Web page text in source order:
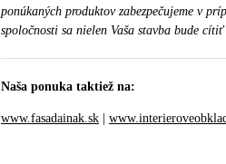
ponúkaných produktov zabezpečujeme v
spoločnosti sa nielen Vaša stavba bude
Naša ponuka taktiež na:
www.fasadainak.sk|